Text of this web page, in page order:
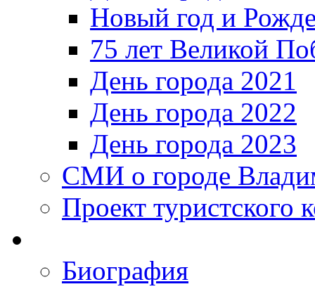
Новый год и
75 лет Великой
День города 2021
День города 2022
День города 2023
СМИ о городе
Проект туристского
Биография